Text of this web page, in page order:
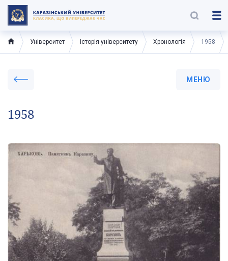
Університет Історія університету Хронологія 1958
МЕНЮ
1958